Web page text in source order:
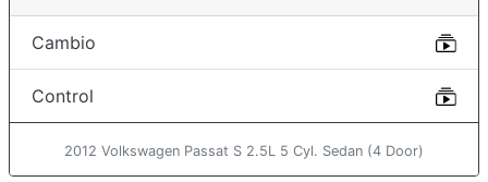
Cambio
Control
2012 Volkswagen Passat S 2.5L 5 Cyl. Sedan (4 Door)